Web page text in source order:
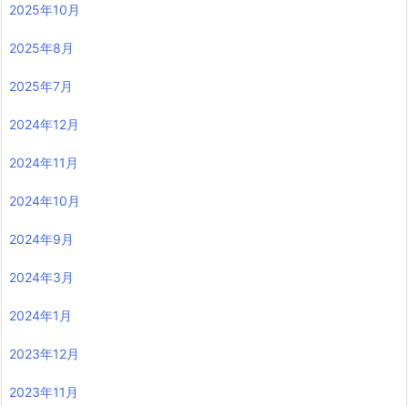
2025年10月
2025年8月
2025年7月
2024年12月
2024年11月
2024年10月
2024年9月
2024年3月
2024年1月
2023年12月
2023年11月